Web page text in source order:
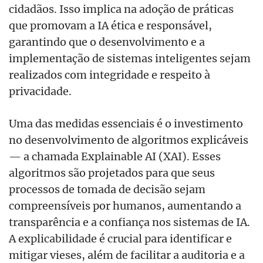
cidadãos. Isso implica na adoção de práticas
que promovam a IA ética e responsável,
garantindo que o desenvolvimento e a
implementação de sistemas inteligentes sejam
realizados com integridade e respeito à
privacidade.
Uma das medidas essenciais é o investimento
no desenvolvimento de algoritmos explicáveis
— a chamada Explainable AI (XAI). Esses
algoritmos são projetados para que seus
processos de tomada de decisão sejam
compreensíveis por humanos, aumentando a
transparência e a confiança nos sistemas de IA.
A explicabilidade é crucial para identificar e
mitigar vieses, além de facilitar a auditoria e a